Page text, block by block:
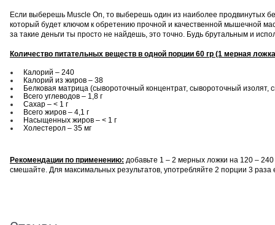
Если выберешь Muscle On, то выберешь один из наиболее продвинутыx
который будет ключом к обретению прочной и качественной мышечной
за такие деньги ты просто не найдешь, это точно. Будь брутальным и
Количество питательных веществ в одной порции 60 гр (1 мерная
Калорий – 240
Калорий из жиров – 38
Белковая матрица (сывороточный концентрат, сывороточный изолят,
Всего углеводов – 1,8 г
Сахар – < 1 г
Всего жиров – 4,1 г
Насыщенных жиров – < 1 г
Холестерол – 35 мг
Рекомендации по применению: добавьте 1 – 2 мерных ложки на 120 –
смешайте. Для максимальных результатов, употребляйте 2 порции 3 раза